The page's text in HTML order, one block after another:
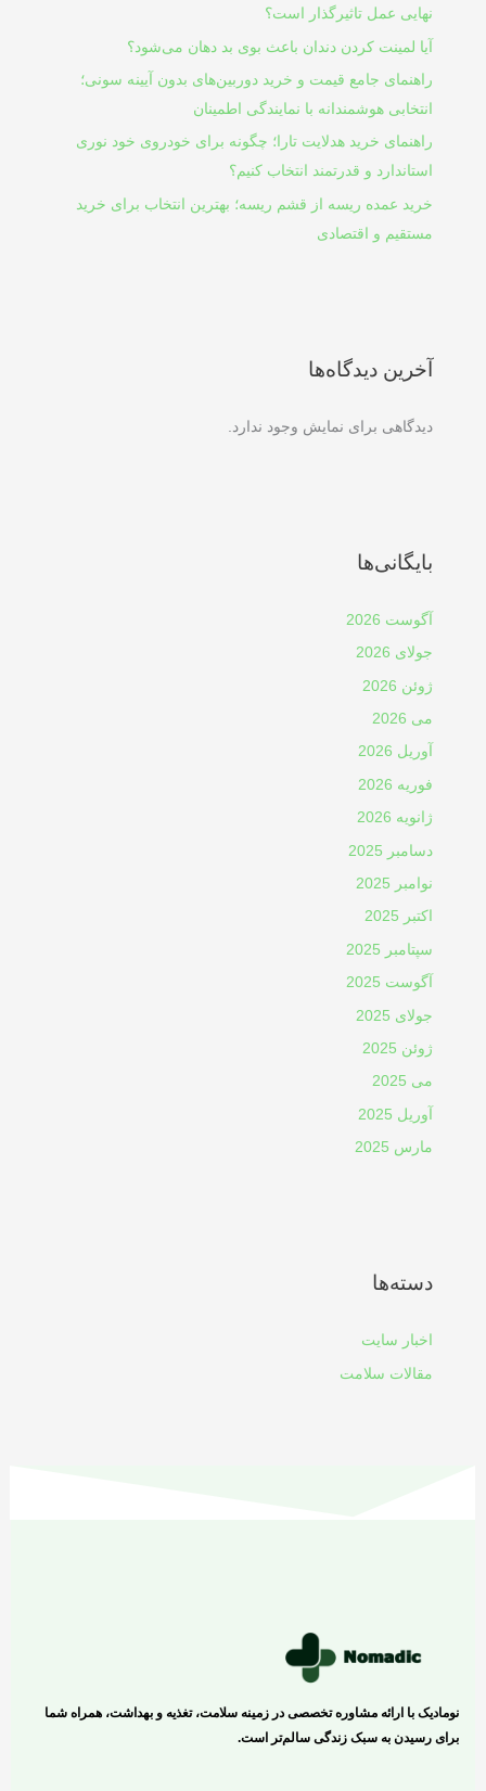
نهایی عمل تاثیرگذار است؟
آیا لمینت کردن دندان باعث بوی بد دهان می‌شود؟
راهنمای جامع قیمت و خرید دوربین‌های بدون آیینه سونی؛
انتخابی هوشمندانه با نمایندگی اطمینان
راهنمای خرید هدلایت تارا؛ چگونه برای خودروی خود نوری
استاندارد و قدرتمند انتخاب کنیم؟
خرید عمده ریسه از قشم ریسه؛ بهترین انتخاب برای خرید
مستقیم و اقتصادی
آخرین دیدگاه‌ها
دیدگاهی برای نمایش وجود ندارد.
بایگانی‌ها
آگوست 2026
جولای 2026
ژوئن 2026
می 2026
آوریل 2026
فوریه 2026
ژانویه 2026
دسامبر 2025
نوامبر 2025
اکتبر 2025
سپتامبر 2025
آگوست 2025
جولای 2025
ژوئن 2025
می 2025
آوریل 2025
مارس 2025
دسته‌ها
اخبار سایت
مقالات سلامت
نومادیک با ارائه مشاوره تخصصی در زمینه سلامت، تغذیه و بهداشت، همراه شما
برای رسیدن به سبک زندگی سالم‌تر است.